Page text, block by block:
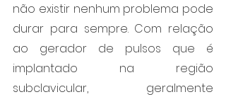
não existir nenhum problema pode
durar para sempre. Com relação
ao gerador de pulsos que é
implantado na região
subclavicular, geralmente